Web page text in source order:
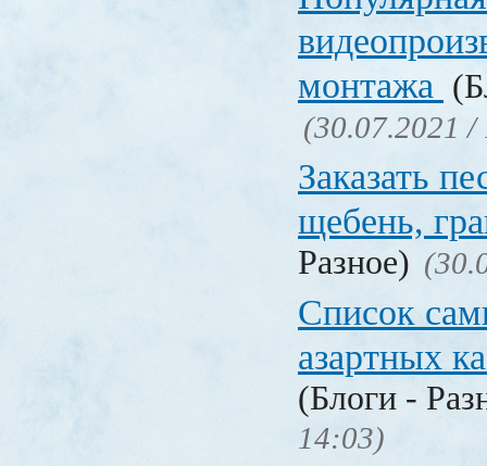
монтажа
(30.07.2021 /
Заказать
щебень,
Разное)
Список
азартных
(Блоги -
14:03)